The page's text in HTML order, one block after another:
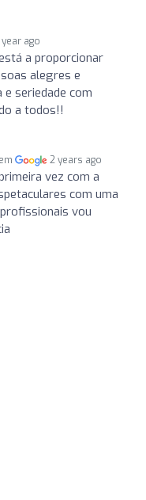
year ago
a proporcionar
alegres e
seriedade com
a todos!!
2 years ago
vez com a
com uma
vou